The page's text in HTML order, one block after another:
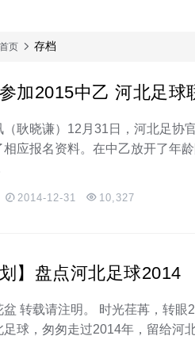
首页 存档
加2015中乙 河北足球
（耿晓谦）12月31日，河北足协
相应报名资料。在中乙放开了年
2014-12-31 10,327
划】盘点河北足球2014
盆 转载请注明。 时光荏苒，转
足球，匆匆走过2014年，留给河